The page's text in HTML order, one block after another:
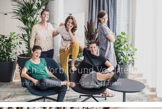
Buch «Vorbild und Vorurteil»
Portraits – Fotografie – die Autorinnen